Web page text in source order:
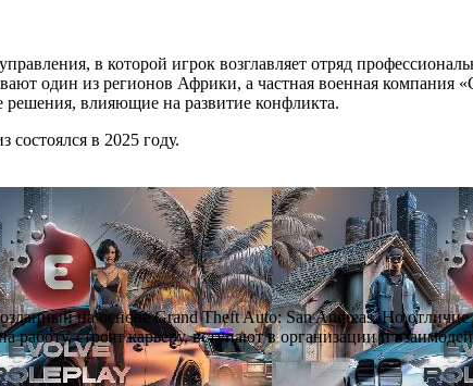
в которой игрок возглавляет отряд
один из регионов Африки, а частная военная компания
решения, влияющие на развитие конфликта.
состоялся в 2025 году.
на основе Grand Theft Auto: San Andreas. Но
строят карьеру, вступают в организации и